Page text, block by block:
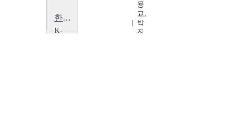
용
교,
박
진
한국사 입문
K-